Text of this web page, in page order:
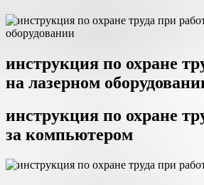
инструкция по охране
на лазерном
инструкция по охране
за компьютером